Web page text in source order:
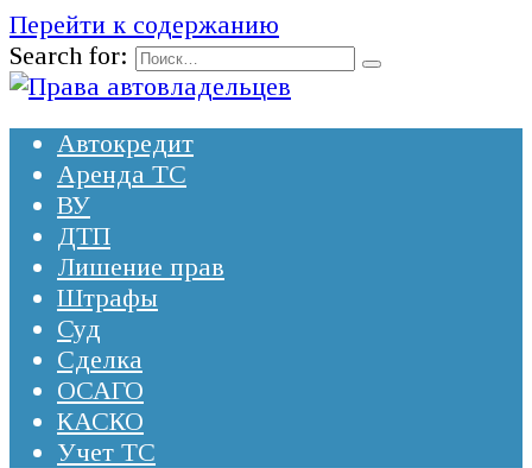
Перейти к содержанию
Search for:
Автокредит
Аренда ТС
ВУ
ДТП
Лишение прав
Штрафы
Суд
Сделка
ОСАГО
КАСКО
Учет ТС